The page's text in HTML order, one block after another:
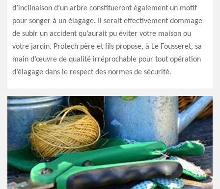
d’inclinaison d’un arbre constitueront également un motif
pour songer à un élagage. Il serait effectivement dommage
de subir un accident qu’aurait pu éviter votre maison ou
votre jardin. Protech père et fils propose, à Le Fousseret, sa
main d’œuvre de qualité irréprochable pour tout opération
d’élagage dans le respect des normes de sécurité.